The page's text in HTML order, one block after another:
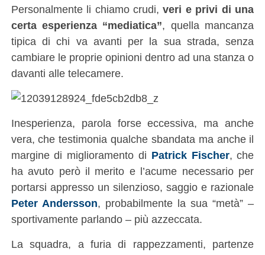
Personalmente li chiamo crudi,veri e privi di una
certa esperienza “mediatica”, quella mancanza
tipica di chi va avanti per la sua strada, senza
cambiare le proprie opinioni dentro ad una stanza o
davanti alle telecamere.
Inesperienza, parola forse eccessiva, ma anche
vera, che testimonia qualche sbandata ma anche il
margine di miglioramento di Patrick Fischer, che
ha avuto però il merito e l’acume necessario per
portarsi appresso un silenzioso, saggio e razionale
Peter Andersson, probabilmente la sua “metà” –
sportivamente parlando – più azzeccata.
La squadra, a furia di rappezzamenti, partenze